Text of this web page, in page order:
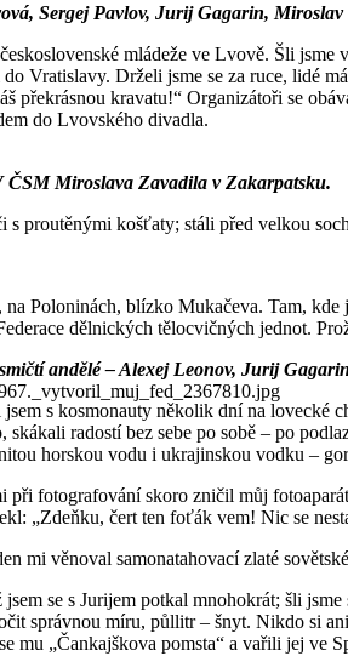
Sergej Pavlov, Jurij Gagarin,
mládeže ve Lvově. Šli
Vratislavy. Drželi jsme se za ruce, lidé
překrásnou kravatu!“ Organizátoři se
do Lvovského divadla.
ČSM Miroslava Zavadila v Zakarpatsku.
proutěnými košťaty; stáli před velkou
Poloninách, blízko Mukačeva. Tam,
dělnických tělocvičných jednot.
andělé – Alexej Leonov, Jurij
s kosmonauty několik dní na lovecké
skákali radostí bez sebe po sobě – po
horskou vodu i ukrajinskou vodku –
při fotografování skoro zničil můj
„Zdeňku, čert ten foťák vem! Nic se
mi věnoval samonatahovací zlaté
jsem se s Jurijem potkal mnohokrát; šli
správnou míru, půllitr – šnyt. Nikdo si
mu „Čankajškova pomsta“ a vařili jej ve